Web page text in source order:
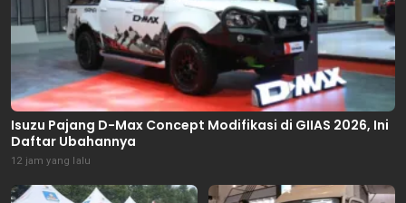
Isuzu Pajang D-Max Concept Modifikasi di GIIAS 2026, Ini
Daftar Ubahannya
12 jam yang lalu